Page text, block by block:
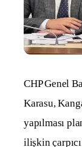
CHP Genel
Karasu,
yapılması
ilişkin